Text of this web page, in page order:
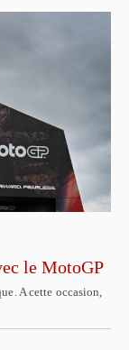
le MotoGP
A cette occasion,